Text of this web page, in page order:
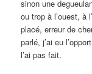
sinon une
ou trop à l’ouest, à
placé, erreur de
parlé, j’ai eu
l’ai pas fait.